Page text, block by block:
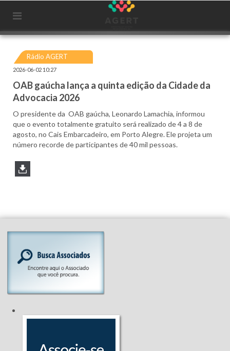
Rádio AGERT
2026-06-02 10:27
OAB gaúcha lança a quinta edição da Cidade da
Advocacia 2026
O presidente da OAB gaúcha, Leonardo Lamachia, informou
que o evento totalmente gratuito será realizado de 4 a 8 de
agosto, no Cais Embarcadeiro, em Porto Alegre. Ele projeta um
número recorde de participantes de 40 mil pessoas.